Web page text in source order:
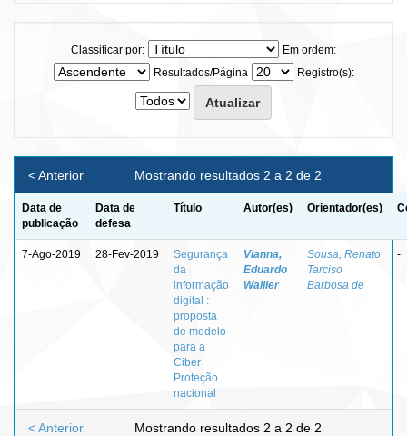
Classificar por:
Em ordem:
Resultados/Página
Registro(s):
Mostrando resultados 2 a 2 de 2
< Anterior
Data de
publicação
Data de
defesa
Título Autor(es) Orientador(es)
7-Ago-2019 28-Fev-2019
Segurança
da
informação
digital :
proposta
de modelo
para a
Ciber
Proteção
nacional
Vianna,
Eduardo
Wallier
Sousa, Renato
Tarciso
Barbosa de
-
Mostrando resultados 2 a 2 de 2
< Anterior